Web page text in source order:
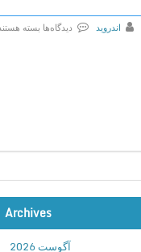
.
4
د
ن
اندروید
دیدگاه‌ها
g
–
e
بسته هستند
Archives
آگوست 2026